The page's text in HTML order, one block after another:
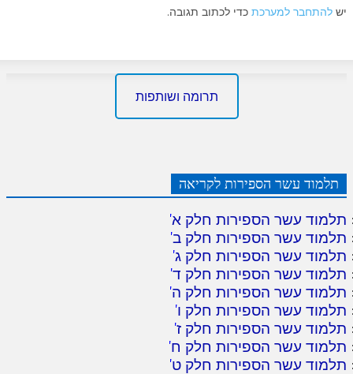
יש להתחבר למערכת כדי לכתוב תגובה.
תרומה ושותפות
תלמוד עשר הספירות לקריאה
תלמוד עשר הספירות חלק א'
תלמוד עשר הספירות חלק ב'
תלמוד עשר הספירות חלק ג'
תלמוד עשר הספירות חלק ד'
תלמוד עשר הספירות חלק ה'
תלמוד עשר הספירות חלק ו'
תלמוד עשר הספירות חלק ז'
תלמוד עשר הספירות חלק ח'
תלמוד עשר הספירות חלק ט'